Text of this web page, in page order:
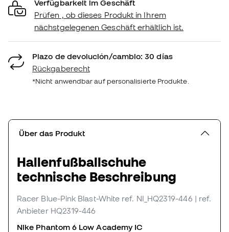
Verfügbarkeit im Geschäft
Prüfen , ob dieses Produkt in Ihrem
nächstgelegenen Geschäft erhältlich ist.
Plazo de devolución/cambio: 30 días
Rückgaberecht
*Nicht anwendbar auf personalisierte Produkte.
Über das Produkt
Hallenfußballschuhe
technische Beschreibung
Racer Blue-Pink Blast-White ref. NI_HQ2319-446 | ref.
Anbieter HQ2319-446
Nike Phantom 6 Low Academy IC